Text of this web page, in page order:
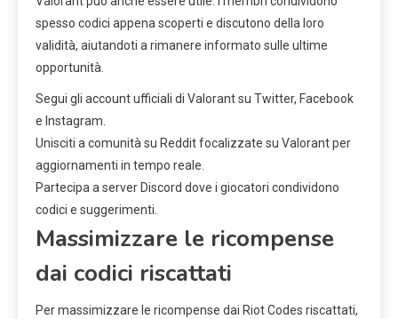
spesso codici appena scoperti e discutono della loro
validità, aiutandoti a rimanere informato sulle ultime
opportunità.
Segui gli account ufficiali di Valorant su Twitter, Facebook
e Instagram.
Unisciti a comunità su Reddit focalizzate su Valorant per
aggiornamenti in tempo reale.
Partecipa a server Discord dove i giocatori condividono
codici e suggerimenti.
Massimizzare le ricompense
dai codici riscattati
Per massimizzare le ricompense dai Riot Codes riscattati,